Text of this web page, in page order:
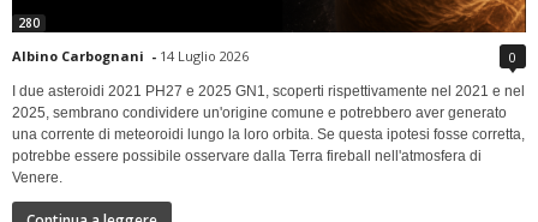
280
Albino Carbognani - 14 Luglio 2026 0
I due asteroidi 2021 PH27 e 2025 GN1, scoperti rispettivamente nel 2021 e nel
2025, sembrano condividere un'origine comune e potrebbero aver generato
una corrente di meteoroidi lungo la loro orbita. Se questa ipotesi fosse corretta,
potrebbe essere possibile osservare dalla Terra fireball nell'atmosfera di
Venere.